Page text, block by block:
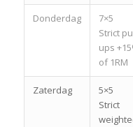
Donderdag
7×5
Strict
ups
of 1RM
Zaterdag
5×5
Strict